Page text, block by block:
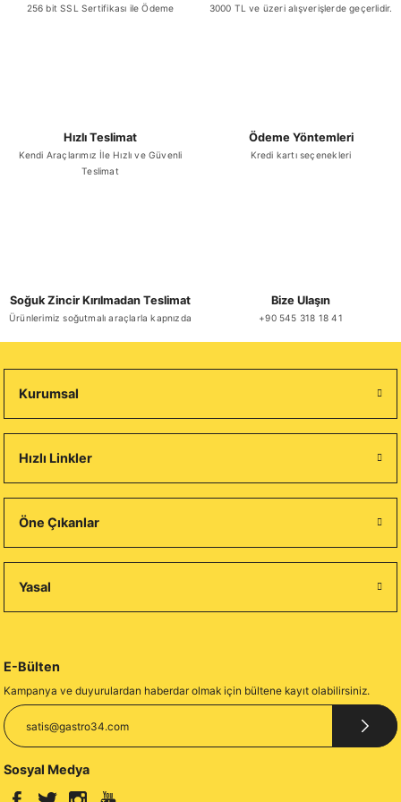
256 bit SSL Sertifikası ile Ödeme 3000 TL ve üzeri alışverişlerde geçerlidir.
Hızlı Teslimat
Kendi Araçlarımız İle Hızlı ve Güvenli
Teslimat
Ödeme Yöntemleri
Kredi kartı seçenekleri
Soğuk Zincir Kırılmadan Teslimat
Ürünlerimiz soğutmalı araçlarla kapnızda
Bize Ulaşın
+90 545 318 18 41
Kurumsal
Hızlı Linkler
Öne Çıkanlar
Yasal
E-Bülten
Kampanya ve duyurulardan haberdar olmak için bültene kayıt olabilirsiniz.
Sosyal Medya